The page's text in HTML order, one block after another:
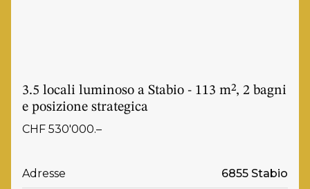
3.5 locali luminoso a Stabio - 113 m², 2 bagni
e posizione strategica
CHF 530'000.–
Adresse 6855 Stabio